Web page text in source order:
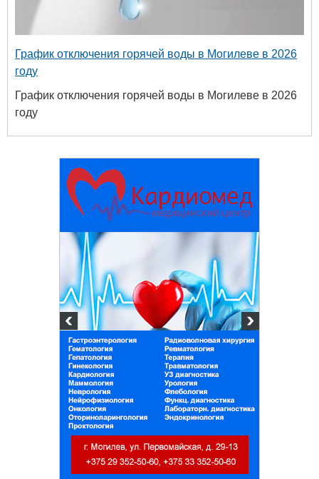
График отключения горячей воды в Могилеве в 2026
году
График отключения горячей воды в Могилеве в 2026
году